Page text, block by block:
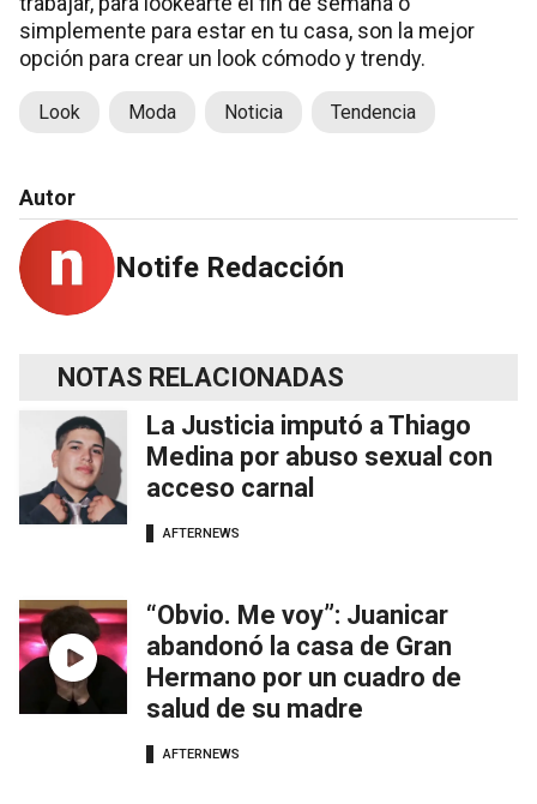
simplemente para estar en tu casa, son la mejor
opción para crear un look cómodo y trendy.
Look Moda Noticia Tendencia
Autor
Notife Redacción
NOTAS RELACIONADAS
La Justicia imputó a Thiago
Medina por abuso sexual con
acceso carnal
AFTERNEWS
“Obvio. Me voy”: Juanicar
abandonó la casa de Gran
Hermano por un cuadro de
salud de su madre
AFTERNEWS